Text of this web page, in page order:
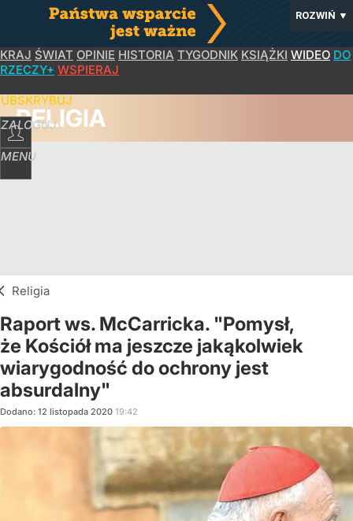
ROZWIŃ ▼
KRAJ ŚWIAT OPINIE HISTORIA TYGODNIK KSIĄŻKI WIDEO DO
RZECZY+ WSPIERAJ
ZALOGUJ
MENU
RELIGIA
Religia
Raport ws. McCarricka. "Pomysł,
że Kościół ma jeszcze jakąkolwiek
wiarygodność do ochrony jest
absurdalny"
Dodano: 12 listopada 2020 19:42